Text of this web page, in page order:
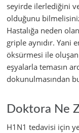
seyirde ilerlediğini
olduğunu
Hastalığa neden
griple aynıdır. Yani
öksürmesi ile
eşyalarla temasın
dokunulmasından
Doktora Ne
H1N1 tedavisi için